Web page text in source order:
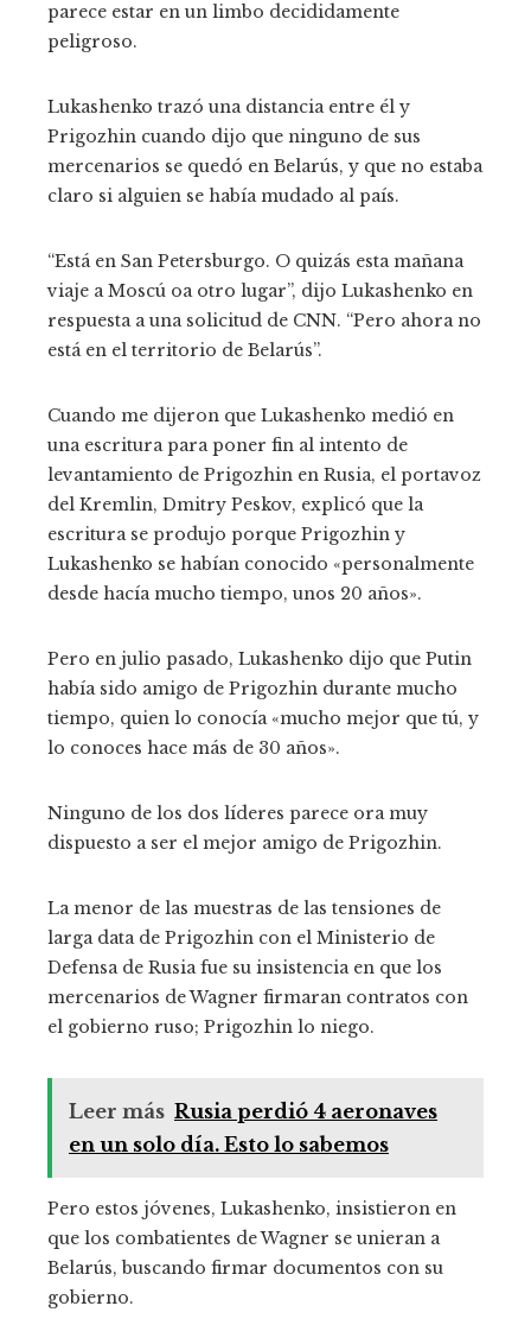
parece estar en un limbo decididamente
peligroso.
Lukashenko trazó una distancia entre él y
Prigozhin cuando dijo que ninguno de sus
mercenarios se quedó en Belarús, y que no estaba
claro si alguien se había mudado al país.
“Está en San Petersburgo. O quizás esta mañana
viaje a Moscú oa otro lugar”, dijo Lukashenko en
respuesta a una solicitud de CNN. “Pero ahora no
está en el territorio de Belarús”.
Cuando me dijeron que Lukashenko medió en
una escritura para poner fin al intento de
levantamiento de Prigozhin en Rusia, el portavoz
del Kremlin, Dmitry Peskov, explicó que la
escritura se produjo porque Prigozhin y
Lukashenko se habían conocido «personalmente
desde hacía mucho tiempo, unos 20 años».
Pero en julio pasado, Lukashenko dijo que Putin
había sido amigo de Prigozhin durante mucho
tiempo, quien lo conocía «mucho mejor que tú, y
lo conoces hace más de 30 años».
Ninguno de los dos líderes parece ora muy
dispuesto a ser el mejor amigo de Prigozhin.
La menor de las muestras de las tensiones de
larga data de Prigozhin con el Ministerio de
Defensa de Rusia fue su insistencia en que los
mercenarios de Wagner firmaran contratos con
el gobierno ruso; Prigozhin lo niego.
Leer más Rusia perdió 4 aeronaves
en un solo día. Esto lo sabemos
Pero estos jóvenes, Lukashenko, insistieron en
que los combatientes de Wagner se unieran a
Belarús, buscando firmar documentos con su
gobierno.